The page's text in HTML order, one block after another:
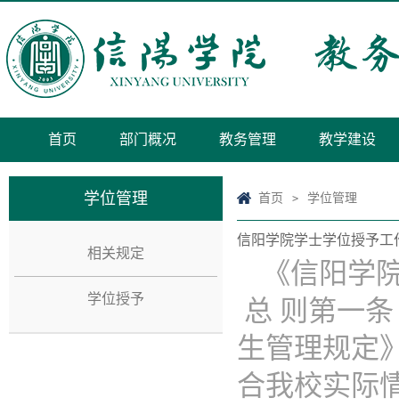
首页 部门概况 教务管理 教学建设
学位管理
相关规定
学位授予
首页 > 学位管理
信阳学院学士学位授予工
《信阳学
总 则第一
生管理规定
合我校实际